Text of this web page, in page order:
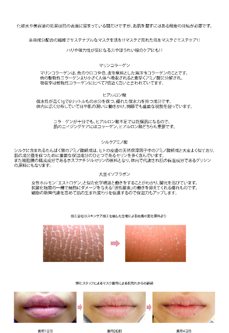
テラビューティーとは？
テラヘルツの機能性
テラヘルツ波
サーモグラフィ画像
テラビューティーモデル着用画像